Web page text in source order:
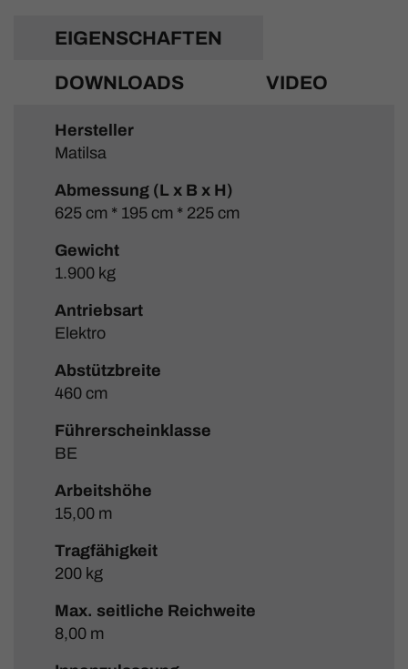
EIGENSCHAFTEN
DOWNLOADS VIDEO
Hersteller
Matilsa
Abmessung (L x B x H)
625 cm * 195 cm * 225 cm
Gewicht
1.900 kg
Antriebsart
Elektro
Abstützbreite
460 cm
Führerscheinklasse
BE
Arbeitshöhe
15,00 m
Tragfähigkeit
200 kg
Max. seitliche Reichweite
8,00 m